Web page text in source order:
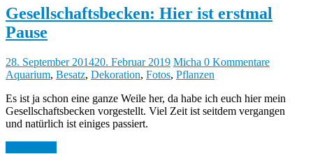
Gesellschaftsbecken: Hier ist erstmal
Pause
28. September 201420. Februar 2019 Micha 0 Kommentare
Aquarium, Besatz, Dekoration, Fotos, Pflanzen
Es ist ja schon eine ganze Weile her, da habe ich euch hier mein
Gesellschaftsbecken vorgestellt. Viel Zeit ist seitdem vergangen
und natürlich ist einiges passiert.